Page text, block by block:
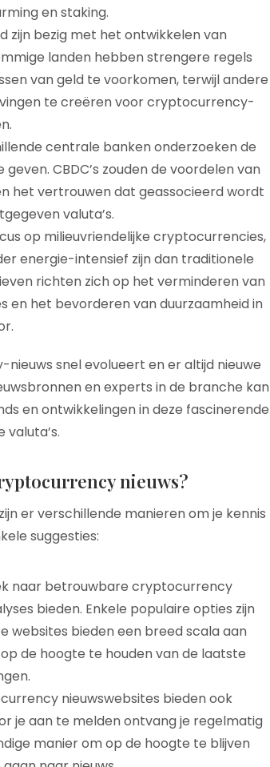
en staking.
zijn bezig met het ontwikkelen van
landen hebben strengere regels
van geld te voorkomen, terwijl andere
te creëren voor cryptocurrency-
centrale banken onderzoeken de
CBDC’s zouden de voordelen van
het vertrouwen dat geassocieerd wordt
valuta’s.
op milieuvriendelijke cryptocurrencies,
energie-intensief zijn dan traditionele
richten zich op het verminderen van
het bevorderen van duurzaamheid in
snel evolueert en er altijd nieuwe
en experts in de branche kan
en ontwikkelingen in deze fascinerende
valuta’s.
nieuws?
er verschillende manieren om je kennis
suggesties:
naar betrouwbare cryptocurrency
bieden. Enkele populaire opties zijn
websites bieden een breed scala aan
de hoogte te houden van de laatste
nieuwswebsites bieden ook
je aan te melden ontvang je regelmatig
manier om op de hoogte te blijven